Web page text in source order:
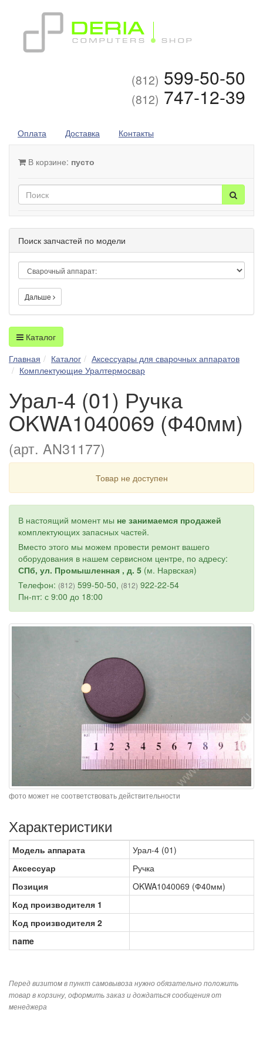
(812) 599-50-50
(812) 747-12-39
Оплата Доставка Контакты
В корзине: пусто
Поиск запчастей по модели
Дальше
Каталог
Главная
Каталог
Аксессуары для сварочных аппаратов
Комплектующие Уралтермосвар
Урал-4 (01) Ручка
OKWA1040069 (Ф40мм)
(арт. AN31177)
Товар не доступен
В настоящий момент мы не занимаемся продажей
комплектующих запасных частей.
Вместо этого мы можем провести ремонт вашего
оборудования в нашем сервисном центре, по адресу:
СПб, ул. Промышленная , д. 5 (м. Нарвская)
Телефон: (812) 599-50-50, (812) 922-22-54
Пн-пт: с 9:00 до 18:00
фото может не соответствовать действительности
Характеристики
Модель аппарата
Урал-4 (01)
Аксессуар
Ручка
Позиция
OKWA1040069 (Ф40мм)
Код производителя 1
Код производителя 2
name
Перед визитом в пункт самовывоза нужно обязательно положить
товар в корзину, оформить заказ и дождаться сообщения от
менеджера